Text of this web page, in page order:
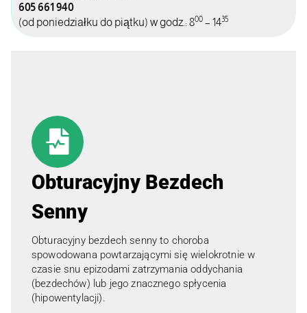
605 661 940
(od poniedziałku do piątku) w godz.: 800 – 1435
Obturacyjny Bezdech
Senny
Obturacyjny bezdech senny to choroba
spowodowana powtarzającymi się wielokrotnie w
czasie snu epizodami zatrzymania oddychania
(bezdechów) lub jego znacznego spłycenia
(hipowentylacji).